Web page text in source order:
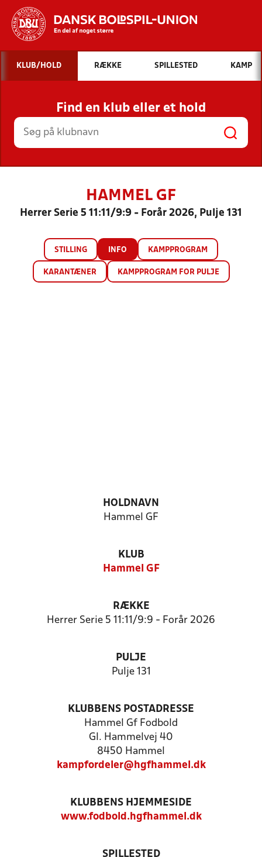
Hvad vil du søge efter?
INDHOLD OG NYHEDER
STILLINGER, RESULTATER, KLUBBER OG
HOLD
KLUB/HOLD RÆKKE SPILLESTED KAMP
Find en klub eller et hold
HAMMEL GF
Herrer Serie 5 11:11/9:9 - Forår 2026, Pulje 131
STILLING INFO KAMPPROGRAM
KARANTÆNER KAMPPROGRAM FOR PULJE
HOLDNAVN
Hammel GF
KLUB
Hammel GF
RÆKKE
Herrer Serie 5 11:11/9:9 - Forår 2026
PULJE
Pulje 131
KLUBBENS POSTADRESSE
Hammel Gf Fodbold
Gl. Hammelvej 40
8450 Hammel
kampfordeler@hgfhammel.dk
KLUBBENS HJEMMESIDE
www.fodbold.hgfhammel.dk
SPILLESTED